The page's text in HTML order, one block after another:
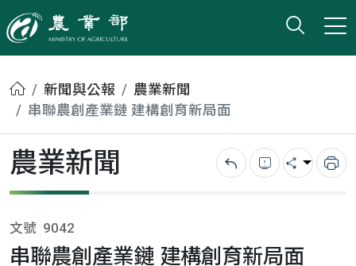
農業部
打開
小版
首頁新聞與公報
農業新聞
串聯農創產業鏈 建構創育新局面
農業新聞 回上一頁錯誤回報
分享 列
文號 9042
串聯農創產業鏈 建構創育新局面